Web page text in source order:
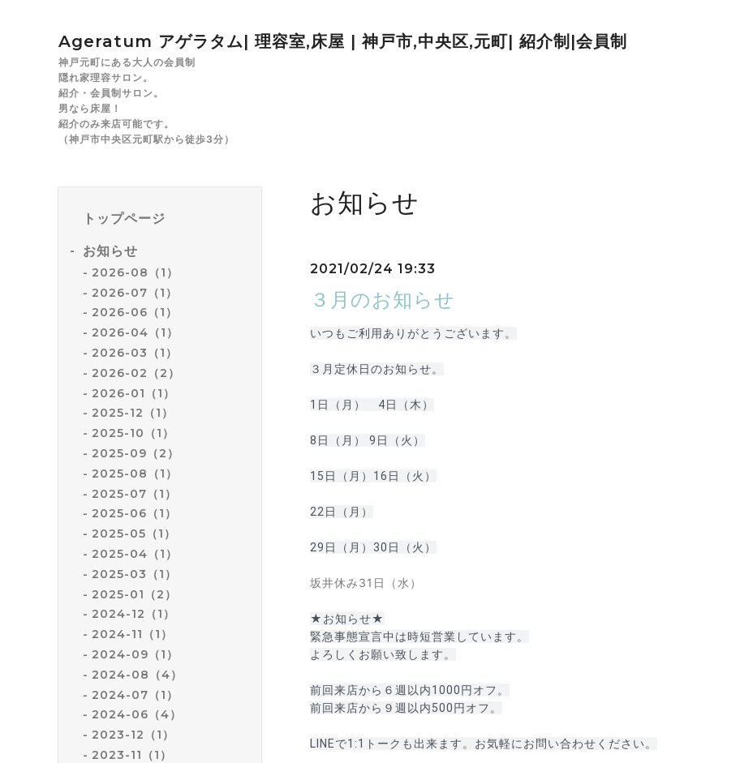
Ageratum アゲラタム| 理容室,床屋 | 神戸市,中央区,元町| 紹介制|会員制
神戸元町にある大人の会員制
隠れ家理容サロン。
紹介・会員制サロン。
男なら床屋！
紹介のみ来店可能です。
（神戸市中央区元町駅から徒歩3分）
トップページ
お知らせ
2026-08（1）
2026-07（1）
2026-06（1）
2026-04（1）
2026-03（1）
2026-02（2）
2026-01（1）
2025-12（1）
2025-10（1）
2025-09（2）
2025-08（1）
2025-07（1）
2025-06（1）
2025-05（1）
2025-04（1）
2025-03（1）
2025-01（2）
2024-12（1）
2024-11（1）
2024-09（1）
2024-08（4）
2024-07（1）
2024-06（4）
2023-12（1）
2023-11（1）
お知らせ
2021/02/24 19:33
３月のお知らせ
いつもご利用ありがとうございます。
３月定休日のお知らせ。
1日（月）　4日（木）
8日（月） 9日（火）
15日（月）16日（火）
22日（月）
坂井休み31日（水）
★お知らせ★
緊急事態宣言中は時短営業しています。
よろしくお願い致します。
前回来店から６週以内1000円オフ。
前回来店から９週以内500円オフ。
LINEで1:1トークも出来ます。お気軽にお問い合わせください。